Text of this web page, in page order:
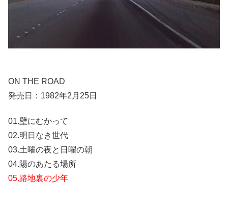
ON THE ROAD
発売日：1982年2月25日
01.壁にむかって
02.明日なき世代
03.土曜の夜と日曜の朝
04.陽のあたる場所
05.路地裏の少年